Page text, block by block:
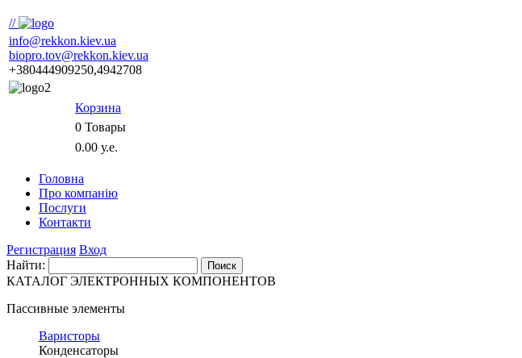
//
info@rekkon.kiev.ua
biopro.tov@rekkon.kiev.ua
+380444909250,4942708
Корзина
0 Товары
0.00 у.е.
Головна
Про компанію
Послуги
Контакти
Регистрация Вход
Найти:
КАТАЛОГ ЭЛЕКТРОННЫХ КОМПОНЕНТОВ
Паccивные элементы
Варисторы
Конденсаторы